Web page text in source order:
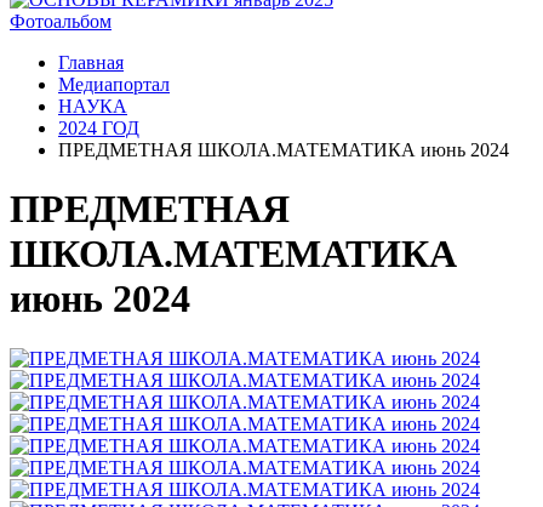
Фотоальбом
Главная
Медиапортал
НАУКА
2024 ГОД
ПРЕДМЕТНАЯ ШКОЛА.МАТЕМАТИКА июнь 2024
ПРЕДМЕТНАЯ
ШКОЛА.МАТЕМАТИКА
июнь 2024